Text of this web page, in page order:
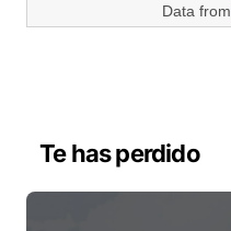
Data from
Te has perdido